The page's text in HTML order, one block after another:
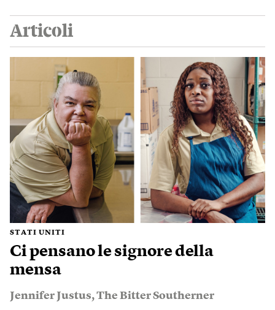
Articoli
STATI UNITI
Ci pensano le signore della
mensa
Jennifer Justus,The Bitter Southerner